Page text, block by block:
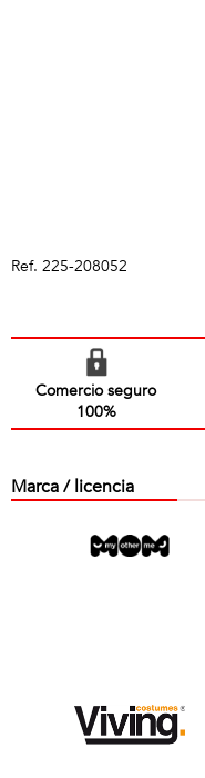
Ref. 225-208052
Comercio seguro
100%
Marca / licencia